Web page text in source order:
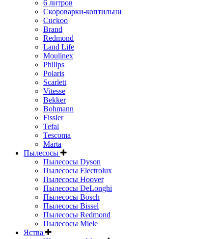
6 литров
Скороварки-коптильни
Cuckoo
Brand
Redmond
Land Life
Moulinex
Philips
Polaris
Scarlett
Vitesse
Bekker
Bohmann
Fissler
Tefal
Tescoma
Marta
Пылесосы
Пылесосы Dyson
Пылесосы Electrolux
Пылесосы Hoover
Пылесосы DeLonghi
Пылесосы Bosch
Пылесосы Bissel
Пылесосы Redmond
Пылесосы Miele
Яства